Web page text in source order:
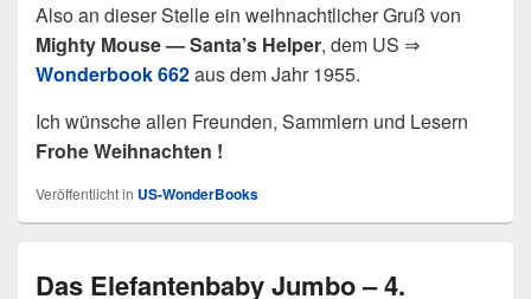
Also an dieser Stelle ein weihnachtlicher Gruß von
Mighty Mouse — Santa’s Helper, dem US ⇒
Wonderbook 662aus dem Jahr 1955.
Ich wünsche allen Freunden, Sammlern und Lesern
Frohe Weihnachten !
Veröffentlicht in US-WonderBooks
Das Elefantenbaby Jumbo – 4.